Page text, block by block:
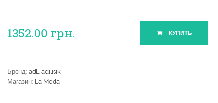
1352.00 грн. КУПИТЬ
Бренд: adL adilisik
Магазин: La Moda